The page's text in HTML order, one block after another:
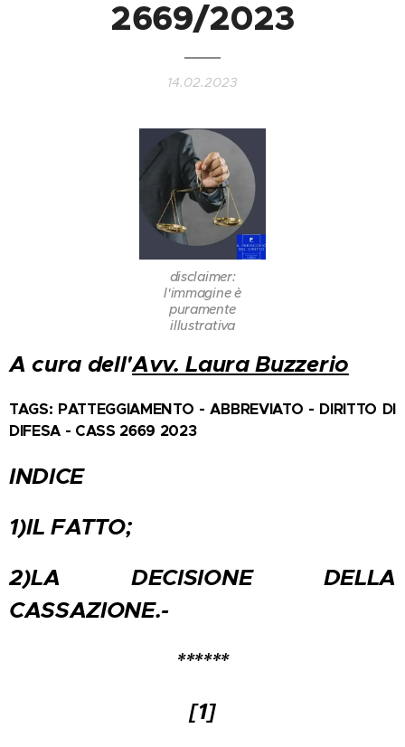
2669/2023
14.02.2023
disclaimer:
l'immagine è
puramente
illustrativa
A cura dell'Avv. Laura Buzzerio
TAGS: PATTEGGIAMENTO - ABBREVIATO - DIRITTO DI
DIFESA - CASS 2669 2023
INDICE
1)IL FATTO;
2)LA DECISIONE DELLA
CASSAZIONE.-
******
[1]